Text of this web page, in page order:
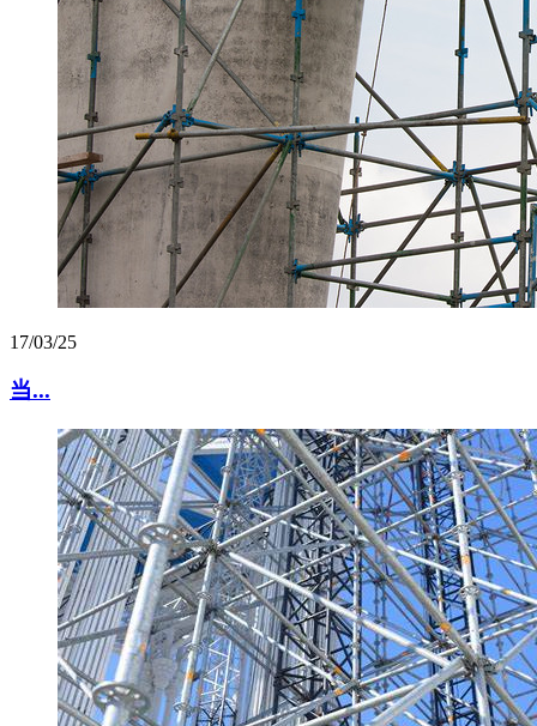
17/03/25
当...